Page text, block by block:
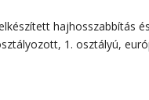
hajhosszabbítás
1. osztályú,